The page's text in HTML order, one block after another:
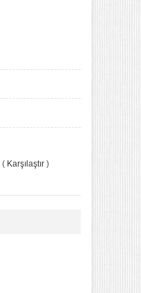
( Karşılaştır )